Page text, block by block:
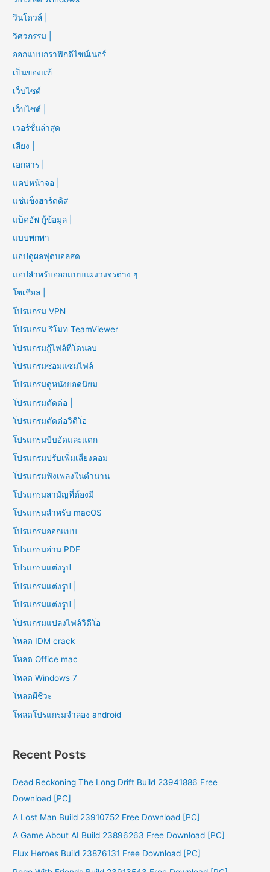
วินโดวส์ |
วิศวกรรม |
ออกแบบกราฟิกดีไซน์เนอร์
เป็นของแท้
เว็บไซต์
เว็บไซต์ |
เวอร์ชั่นล่าสุด
เสียง |
เอกสาร |
แคปหน้าจอ |
แช่แข็งฮาร์ดดิส
แบ็คอัพ กู้ข้อมูล |
แบบพกพา
แอปดูผลฟุตบอลสด
แอปสำหรับออกแบบแผงวงจรต่าง ๆ
โซเชียล |
โปรแกรม VPN
โปรแกรม รีโมท TeamViewer
โปรแกรมกู้ไฟล์ที่โดนลบ
โปรแกรมซ่อมแซมไฟล์
โปรแกรมดูหนังยอดนิยม
โปรแกรมตัดต่อ |
โปรแกรมตัดต่อวิดีโอ
โปรแกรมบีบอัดและแตก
โปรแกรมปรับเพิ่มเสียงคอม
โปรแกรมฟังเพลงในตำนาน
โปรแกรมสามัญที่ต้องมี
โปรแกรมสำหรับ macOS
โปรแกรมออกแบบ
โปรแกรมอ่าน PDF
โปรแกรมแต่งรูป
โปรแกรมแต่งรูป |
โปรแกรมแต่งรูป |
โปรแกรมแปลงไฟล์วิดีโอ
โหลด IDM crack
โหลด Office mac
โหลด Windows 7
โหลดผีชีวะ
โหลดโปรแกรมจําลอง android
Recent Posts
Dead Reckoning The Long Drift Build 23941886 Free
Download [PC]
A Lost Man Build 23910752 Free Download [PC]
A Game About AI Build 23896263 Free Download [PC]
Flux Heroes Build 23876131 Free Download [PC]